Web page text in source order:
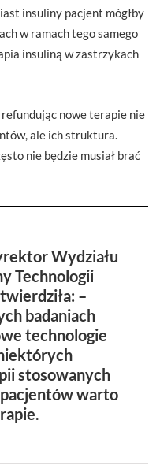
insuliny pacjent mógłby
w ramach tego samego
insuliną w zastrzykach
nowe terapie nie
ale ich struktura.
nie będzie musiał brać
Wydziału
Technologii
–
badaniach
technologie
stosowanych
warto